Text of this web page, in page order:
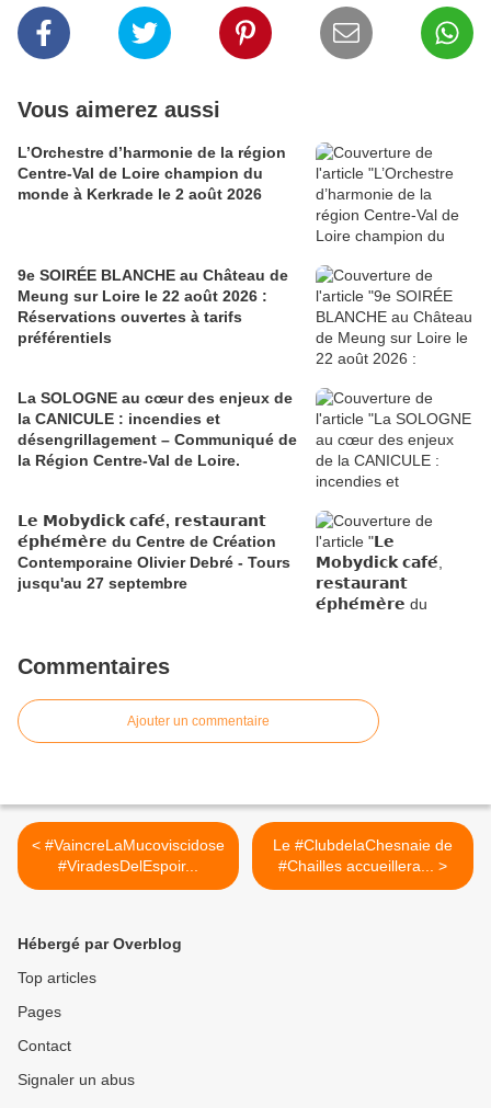
Vous aimerez aussi
L’Orchestre d’harmonie de la région
Centre-Val de Loire champion du
monde à Kerkrade le 2 août 2026
9e SOIRÉE BLANCHE au Château de
Meung sur Loire le 22 août 2026 :
Réservations ouvertes à tarifs
préférentiels
La SOLOGNE au cœur des enjeux de
la CANICULE : incendies et
désengrillagement – Communiqué de
la Région Centre-Val de Loire.
𝗟𝗲 𝗠𝗼𝗯𝘆𝗱𝗶𝗰𝗸 𝗰𝗮𝗳𝗲́, 𝗿𝗲𝘀𝘁𝗮𝘂𝗿𝗮𝗻𝘁
𝗲́𝗽𝗵𝗲́𝗺𝗲̀𝗿𝗲 du Centre de Création
Contemporaine Olivier Debré - Tours
jusqu'au 27 septembre
Commentaires
Ajouter un commentaire
< #VaincreLaMucoviscidose​
#ViradesDelEspoir...
Le #ClubdelaChesnaie​ de
#Chailles accueillera... >
Hébergé par Overblog
Top articles
Pages
Contact
Signaler un abus